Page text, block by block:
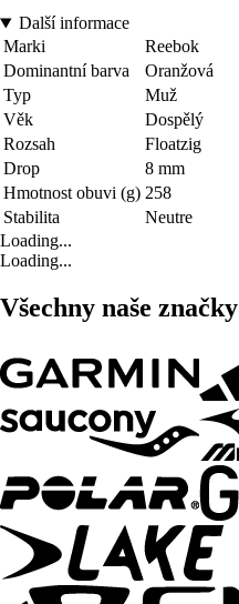
Další informace
Marki
Reebok
Dominantní barva
Oranžová
Typ
Muž
Věk
Dospělý
Rozsah
Floatzig
Drop
8 mm
Hmotnost obuvi (g) 258
Stabilita
Neutre
Loading...
Loading...
Všechny naše značky